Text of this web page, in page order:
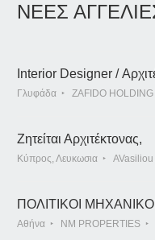
ΝΕΕΣ
Interior Designer /
Γλυφάδα ZAFIDO
Ζητείται Αρχιτέκτονας,
Κύπρος, Λευκωσια
ΠΟΛΙΤΙΚΟΙ
Αθήνα NM PROPERTIES